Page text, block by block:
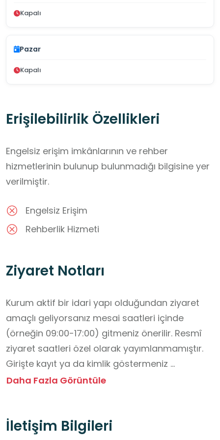
Kapalı
Pazar
Kapalı
Erişilebilirlik Özellikleri
Engelsiz erişim imkânlarının ve rehber
hizmetlerinin bulunup bulunmadığı bilgisine yer
verilmiştir.
Engelsiz Erişim
Rehberlik Hizmeti
Ziyaret Notları
Kurum aktif bir idari yapı olduğundan ziyaret
amaçlı geliyorsanız mesai saatleri içinde
(örneğin 09:00-17:00) gitmeniz önerilir. Resmî
ziyaret saatleri özel olarak yayımlanmamıştır.
Girişte kayıt ya da kimlik göstermeniz
gerekebilir; randevu ile görüşme planlamak
kültür etkinlikleri bulunduğundan, tanıtım
Daha Fazla Görüntüle
İletişim Bilgileri